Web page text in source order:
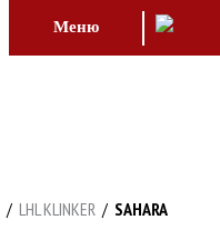
Меню
/ LHL KLINKER / SAHARA